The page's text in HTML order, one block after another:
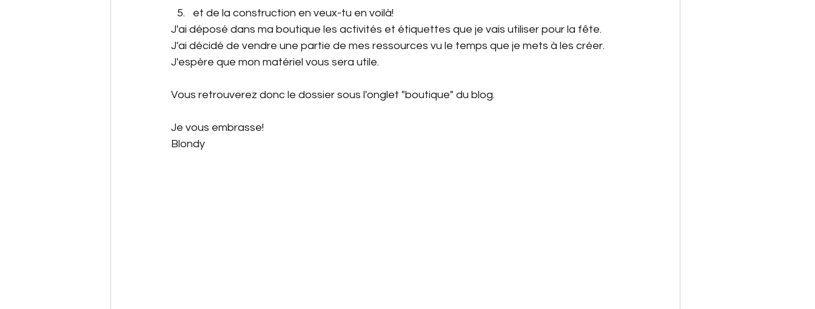
et de la construction en veux-tu en voilà!
J'ai déposé dans ma boutique les activités et étiquettes que je vais utiliser pour la fête.
J'ai décidé de vendre une partie de mes ressources vu le temps que je mets à les créer.
J'espère que mon matériel vous sera utile.
Vous retrouverez donc le dossier sous l'onglet "boutique" du blog.
Je vous embrasse!
Blondy